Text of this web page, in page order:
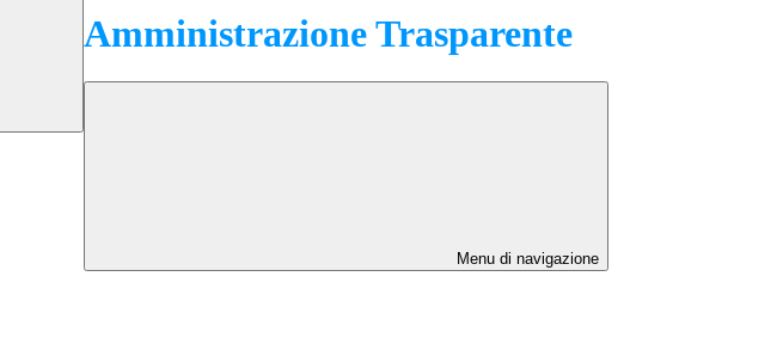
Amministrazione Trasparente
Menu di navigazione